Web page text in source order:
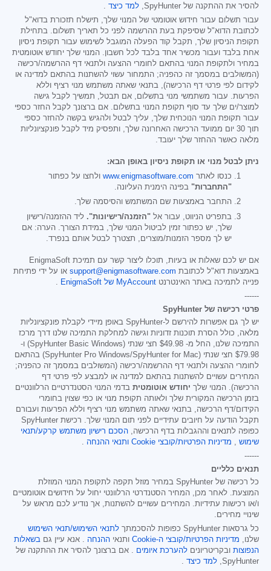
להסיר את ההתקנה של SpyHunter,
למד כיצד .
עבור תשלום עבור חידוש אוטומטי של המנוי שלך, תישלח תזכורת בדוא"ל
לכתובת הדוא"ל שסיפקת בעת ההרשמה לפני כל תאריך תשלום. בתחילת
תקופת הניסיון שלך, תקבל קוד הפעלה המוגבל לשימוש עבור תקופת ניסיון
אחת בלבד ועבור מכשיר אחד בלבד לכל חשבון. המנוי שלך יחודש אוטומטית
במחיר ולתקופת המנוי בהתאם לחומרי ההצעה ולתנאי דף ההרשמה/רכישה
(המשולבים במסמך זה כהפניה; התמחור עשוי להשתנות בהתאם למדינה או
לקידום לפי פרטי דף הרכישה), בתנאי שאתה משתמש מנוי רציף וללא
הפרעות. עבור משתמשי מנוי בתשלום, אם תבטל, תמשיך לקבל גישה
למוצר/ים שלך עד סוף תקופת המנוי בתשלום. אם ברצונך לקבל החזר כספי
עבור תקופת המנוי הנוכחית שלך, עליך לבטל ולהגיש בקשה להחזר כספי
תוך 30 יום ממועד הרכישה האחרונה שלך, ותפסיק מיד לקבל פונקציונליות
מלאה כאשר ההחזר שלך יעובד.
ניתן לבטל מנוי או תקופת ניסיון באופן הבא:
כנסו לאתר www.enigmasoftware.com ולחצו על כפתור
"התחברות" בפינה הימנית העליונה.
התחבר באמצעות שם המשתמש והסיסמה שלך.
בתפריט הניווט, עבור אל "הזמנה/רישיונות". ליד ההזמנה/רישיון
שלך, יש כפתור זמין לביטול המנוי שלך, במידת הצורך. הערה: אם
יש לך מספר הזמנות/מוצרים, תצטרך לבטל אותם בנפרד.
אם יש לכם שאלות או בעיות, תוכלו ליצור קשר עם תמיכת EnigmaSoft
באמצעות דוא"ל לכתובת support@enigmasoftware.com או על ידי פתיחת
פנייה לתמיכה באתר האינטרנט MyAccount של EnigmaSoft
------
פרטי רכישה של SpyHunter
יש לך גם אפשרות להירשם ל-SpyHunter באופן מיידי לקבלת פונקציונליות
מלאה, כולל הסרת תוכנות זדוניות וגישה למחלקת התמיכה שלנו דרך מרכז
התמיכה שלנו, החל מ- $49.98 חצי שנתי (SpyHunter Basic Windows) ו-
$79.98
חצי שנתי (SpyHunter Pro Windows/SpyHunter for Mac) בהתאם
לחומרי ההצעה ולתנאי דף ההרשמה/רכישה (המשולבים במסמך זה כהפניה;
המחירים עשויים להשתנות בהתאם למדינה או למבצע לפי פרטי דף
הרכישה). המנוי שלך יחודש אוטומטית בדמי המנוי הסטנדרטיים הרלוונטיים
בזמן הרכישה המקורית שלך ולאותה תקופת מנוי או כפי שצוין בחומרי
הקידום/דף הרכישה, בתנאי שאתה משתמש מנוי רציף וללא הפרעות ועבורם
תקבל הודעה על חיובים עתידיים לפני תום המנוי שלך. רכישת SpyHunter
כפופה לתנאים וההגבלות בדף הרכישה, הסכם רישיון משתמש קרקע/תנאי
שימוש
מדיניות הפרטיות/קובצי Cookie ותנאי ההנחה
------
תנאים כלליים
כל רכישה של SpyHunter במחיר מוזל תקפה לתקופת המנוי המוזלת
המוצעת. לאחר מכן, המחיר הסטנדרטי הרלוונטי יחול על חידושים אוטומטיים
ו/או רכישות עתידיות. המחירים עשויים להשתנות, אך נודיע לכם מראש על
שינויי מחירים.
כל גרסאות SpyHunter כפופות להסכמתך
לתנאי השימוש/תנאי השימוש
שלנו, מדיניות הפרטיות/קובצי ה-Cookie ותנאי ההנחה . אנא עיין גם בשאלות
הנפוצות ובקריטריונים להערכת איומים . אם ברצונך להסיר את ההתקנה של
SpyHunter, למד כיצד